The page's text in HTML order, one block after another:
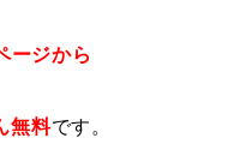
ージから
無料です。